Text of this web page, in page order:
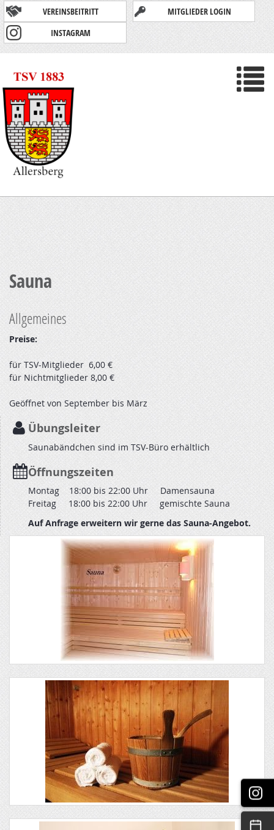
Skip
to
main
content
VEREINSBEITRITT
MITGLIEDER LOGIN
INSTAGRAM
Sauna
Allgemeines
Preise:
für TSV-Mitglieder 6,00 €
für Nichtmitglieder 8,00 €
Geöffnet von September bis März
Übungsleiter
Saunabändchen sind im TSV-Büro erhältlich
Öffnungszeiten
Montag 18:00 bis 22:00 Uhr Damensauna
Freitag 18:00 bis 22:00 Uhr gemischte Sauna
Auf Anfrage erweitern wir gerne das Sauna-Angebot.